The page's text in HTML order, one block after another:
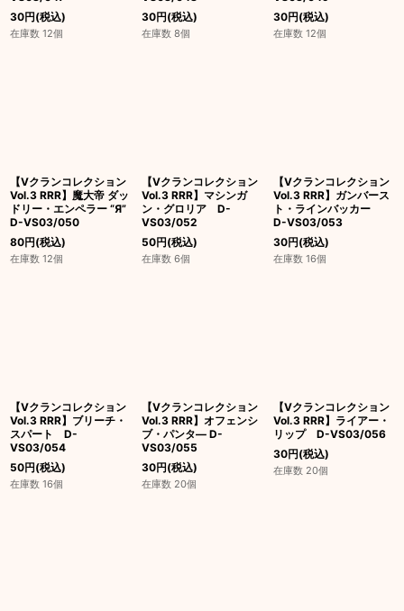
30円(税込)
在庫数 12個
30円(税込)
在庫数 8個
30円(税込)
在庫数 12個
【Vクランコレクション
Vol.3 RRR】魔大帝 ダッ
ドリー・エンペラー “Я”
D-VS03/050
80円(税込)
在庫数 12個
【Vクランコレクション
Vol.3 RRR】マシンガ
ン・グロリア D-
VS03/052
50円(税込)
在庫数 6個
【Vクランコレクション
Vol.3 RRR】ガンバース
ト・ラインバッカー
D-VS03/053
30円(税込)
在庫数 16個
【Vクランコレクション
Vol.3 RRR】ブリーチ・
スパート D-
VS03/054
50円(税込)
在庫数 16個
【Vクランコレクション
Vol.3 RRR】オフェンシ
ブ・パンタ― D-
VS03/055
30円(税込)
在庫数 20個
【Vクランコレクション
Vol.3 RRR】ライアー・
リップ D-VS03/056
30円(税込)
在庫数 20個